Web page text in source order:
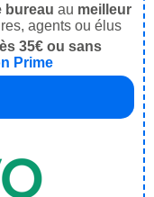
bureau au meilleur
agents ou élus
35€ ou sans
Prime